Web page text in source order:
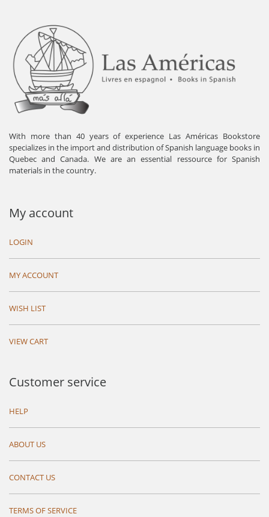
With more than 40 years of experience Las Américas Bookstore
specializes in the import and distribution of Spanish language books in
Quebec and Canada. We are an essential ressource for Spanish
materials in the country.
My account
LOGIN
MY ACCOUNT
WISH LIST
VIEW CART
Customer service
HELP
ABOUT US
CONTACT US
TERMS OF SERVICE